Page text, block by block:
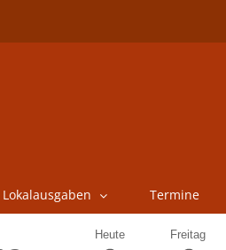
Lokalausgaben Termine